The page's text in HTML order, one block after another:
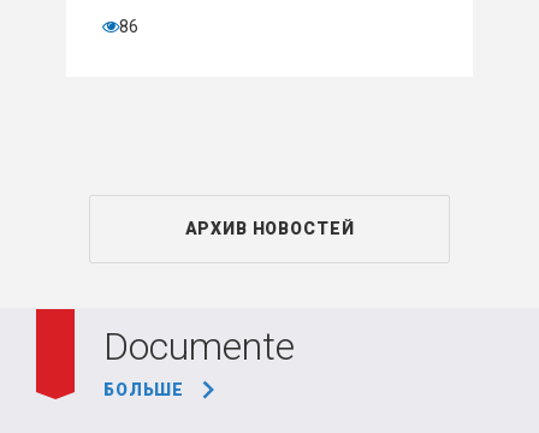
86
АРХИВ НОВОСТЕЙ
Documente
БОЛЬШЕ